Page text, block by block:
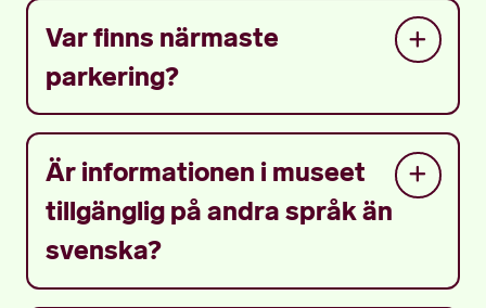
Var finns närmaste
parkering?
Är informationen i museet
tillgänglig på andra språk än
svenska?